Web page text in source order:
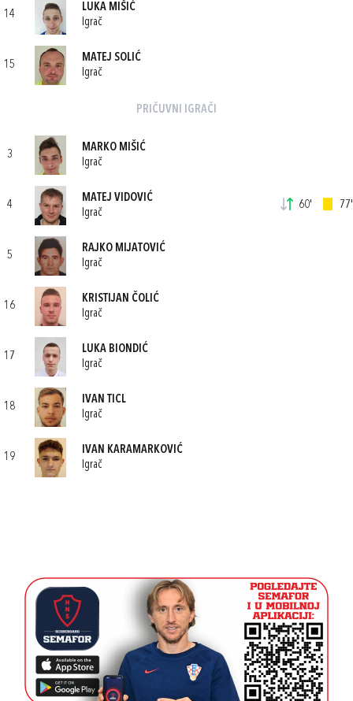
14
LUKA MIŠIĆ
Igrač
15
MATEJ SOLIĆ
Igrač
PRIČUVNI IGRAČI
3
MARKO MIŠIĆ
Igrač
4
MATEJ VIDOVIĆ
Igrač
60' 77'
5
RAJKO MIJATOVIĆ
Igrač
16
KRISTIJAN ČOLIĆ
Igrač
17
LUKA BIONDIĆ
Igrač
18
IVAN TICL
Igrač
19
IVAN KARAMARKOVIĆ
Igrač